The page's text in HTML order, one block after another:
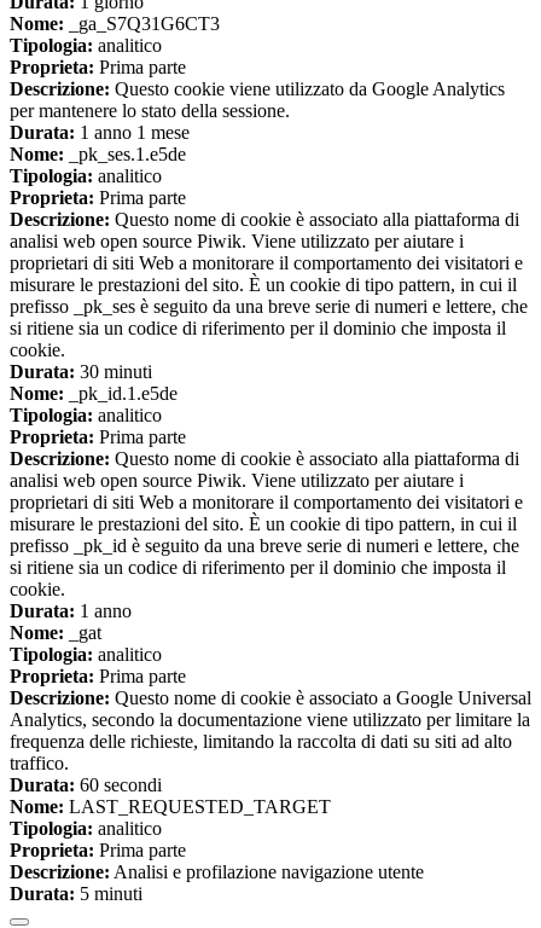
Nome: _ga_S7Q31G6CT3
Tipologia: analitico
Proprieta: Prima parte
Descrizione: Questo cookie viene utilizzato da Google Analytics
per mantenere lo stato della sessione.
Durata: 1 anno 1 mese
Nome: _pk_ses.1.e5de
Tipologia: analitico
Proprieta: Prima parte
Descrizione: Questo nome di cookie è associato alla piattaforma di
analisi web open source Piwik. Viene utilizzato per aiutare i
proprietari di siti Web a monitorare il comportamento dei visitatori e
misurare le prestazioni del sito. È un cookie di tipo pattern, in cui il
prefisso _pk_ses è seguito da una breve serie di numeri e lettere, che
si ritiene sia un codice di riferimento per il dominio che imposta il
cookie.
Durata: 30 minuti
Nome: _pk_id.1.e5de
Tipologia: analitico
Proprieta: Prima parte
Descrizione: Questo nome di cookie è associato alla piattaforma di
analisi web open source Piwik. Viene utilizzato per aiutare i
proprietari di siti Web a monitorare il comportamento dei visitatori e
misurare le prestazioni del sito. È un cookie di tipo pattern, in cui il
prefisso _pk_id è seguito da una breve serie di numeri e lettere, che
si ritiene sia un codice di riferimento per il dominio che imposta il
cookie.
Durata: 1 anno
Nome: _gat
Tipologia: analitico
Proprieta: Prima parte
Descrizione: Questo nome di cookie è associato a Google Universal
Analytics, secondo la documentazione viene utilizzato per limitare la
frequenza delle richieste, limitando la raccolta di dati su siti ad alto
traffico.
Durata: 60 secondi
Nome: LAST_REQUESTED_TARGET
Tipologia: analitico
Proprieta: Prima parte
Descrizione: Analisi e profilazione navigazione utente
Durata: 5 minuti